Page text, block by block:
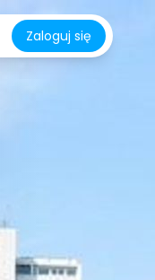
Zaloguj się